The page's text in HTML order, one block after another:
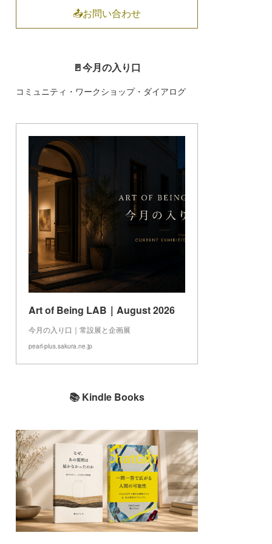
📤お問い合わせ
🚪今月の入り口
コミュニティ・ワークショップ・ダイアログ
Art of Being LAB｜August 2026
今月の入り口｜常設展と企画展
pearl-plus.sakura.ne.jp
📚 Kindle Books